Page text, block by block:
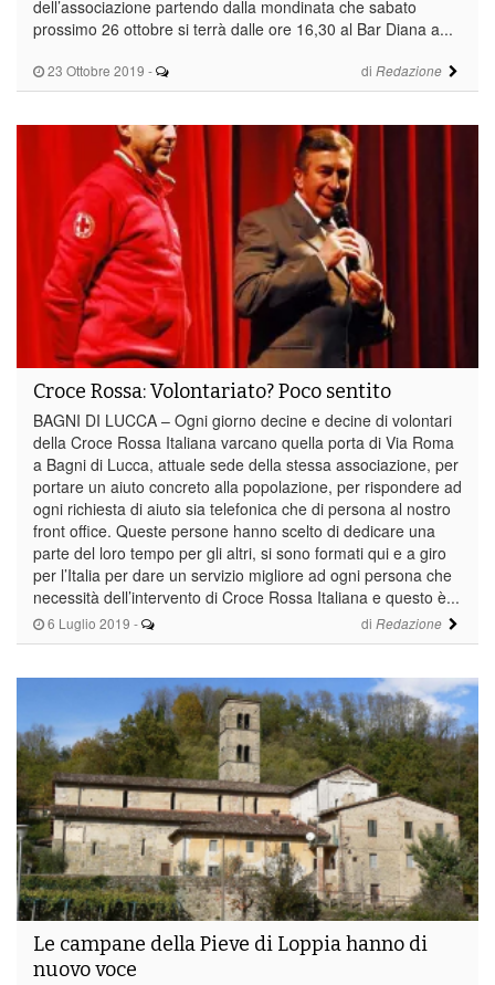
23 Ottobre 2019 - di Redazione
dell’associazione partendo dalla mondinata che sabato
prossimo 26 ottobre si terrà dalle ore 16,30 al Bar Diana a...
6 Luglio 2019 - di Redazione
Croce Rossa: Volontariato? Poco sentito
BAGNI DI LUCCA – Ogni giorno decine e decine di volontari
della Croce Rossa Italiana varcano quella porta di Via Roma
a Bagni di Lucca, attuale sede della stessa associazione, per
portare un aiuto concreto alla popolazione, per rispondere ad
ogni richiesta di aiuto sia telefonica che di persona al nostro
front office. Queste persone hanno scelto di dedicare una
parte del loro tempo per gli altri, si sono formati qui e a giro
per l’Italia per dare un servizio migliore ad ogni persona che
necessità dell’intervento di Croce Rossa Italiana e questo è...
Le campane della Pieve di Loppia hanno di
nuovo voce